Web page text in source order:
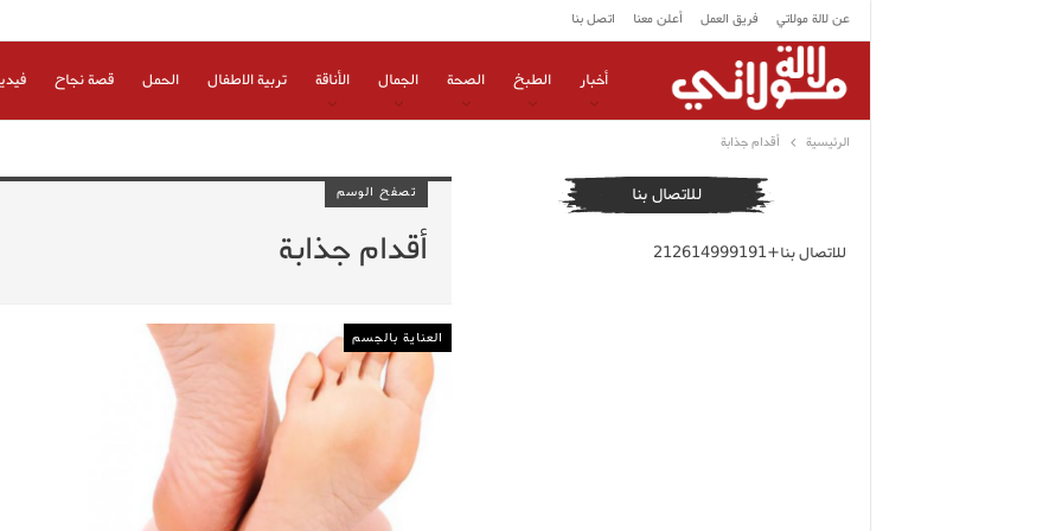
عن لالة مولاتي فريق العمل أعلن معنا اتصل بنا
أخبار الطبخ الصحة الجمال الأناقة تربية الاطفال الحمل قصة نجاح
الرئيسية أقدام جذابة
تصفح الوسم
أقدام جذابة
العناية بالجسم
للاتصال بنا
للاتصال بنا+212614999191